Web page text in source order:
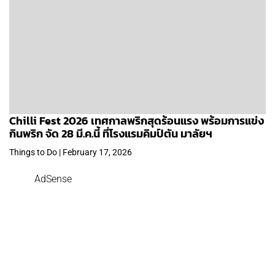
Chilli Fest 2026 เทศกาลพริกสุดร้อนแรง พร้อมการแข่ง
กินพริก จัด 28 มี.ค.นี้ ที่โรงแรมคิมป์ตัน มาลัยฯ
Things to Do | February 17, 2026
AdSense